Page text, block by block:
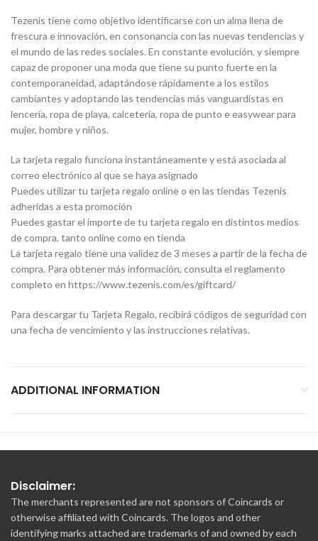
Tezenis tiene como objetivo identificarse con un alma llena de
frescura e innovación, en consonancia con las nuevas tendencias y
el mundo de las redes sociales. En constante evolución, y siempre
capaz de proponer una moda que tiene su punto fuerte en la
contemporaneidad, adaptándose rápidamente a los estilos
cambiantes y adoptando las tendencias más vanguardistas en
lencería, ropa de playa, calcetería, ropa de punto e easywear para
mujer, hombre y niños.
La tarjeta regalo funciona instantáneamente y está asociada al
correo electrónico al que se haya asignado
Puedes utilizar tu tarjeta regalo online o en las tiendas Tezenis
adheridas a esta promoción
Puedes gastar el importe de tu tarjeta regalo en distintos medios
de compra, tanto online como en tienda
La tarjeta regalo tiene una validez de 3 meses a partir de la fecha de
compra. Para obtener más información, consulta el reglamento
completo en https://www.tezenis.com/es/giftcard/
Para descargar tu Tarjeta Regalo, recibirá códigos de seguridad con
una fecha de vencimiento y las instrucciones relativas.
ADDITIONAL INFORMATION
Disclaimer:
The merchants represented are not sponsors of Coincards or
otherwise affiliated with Coincards. The logos and other
identifying marks attached are trademarks of and owned by each